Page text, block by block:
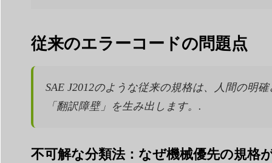
従来のエラーコードの問題点
SAE J2012のような従来の規格は、人間の明
「翻訳障壁」を生み出します。.
不可解な分類法：なぜ機械優先の規格